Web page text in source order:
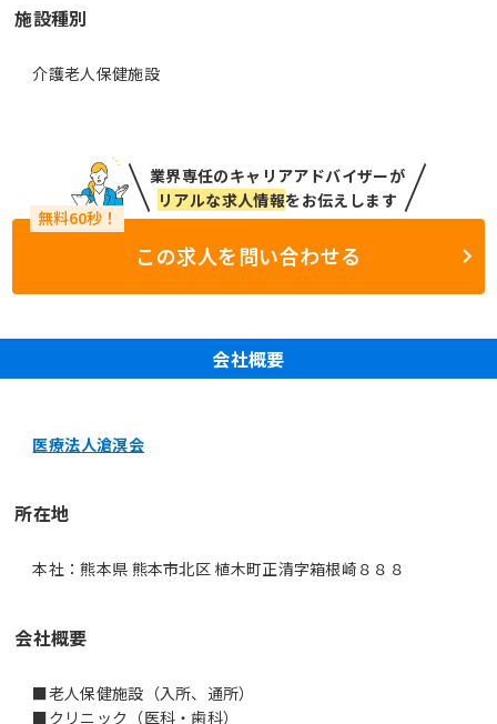
施設種別
介護老人保健施設
業界専任のキャリアアドバイザーが
リアルな求人情報をお伝えします
この求人を問い合わせる
会社概要
医療法人滄溟会
所在地
本社：熊本県 熊本市北区 植木町正清字箱根崎８８８
会社概要
■老人保健施設（入所、通所）
■クリニック（医科・歯科）